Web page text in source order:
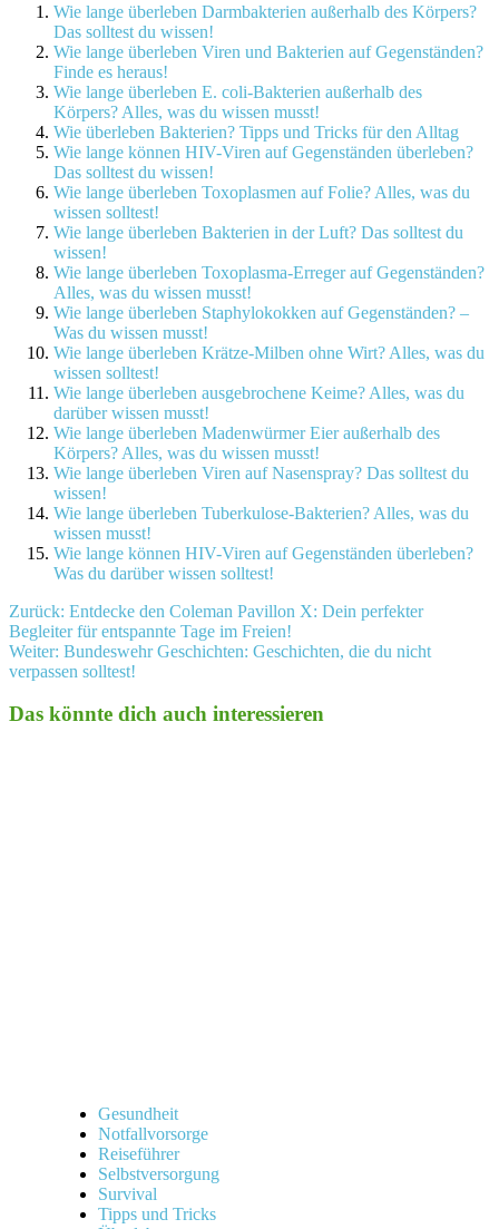
Wie lange überleben Darmbakterien außerhalb des Körpers?
Das solltest du wissen!
Wie lange überleben Viren und Bakterien auf Gegenständen?
Finde es heraus!
Wie lange überleben E. coli-Bakterien außerhalb des
Körpers? Alles, was du wissen musst!
Wie überleben Bakterien? Tipps und Tricks für den Alltag
Wie lange können HIV-Viren auf Gegenständen überleben?
Das solltest du wissen!
Wie lange überleben Toxoplasmen auf Folie? Alles, was du
wissen solltest!
Wie lange überleben Bakterien in der Luft? Das solltest du
wissen!
Wie lange überleben Toxoplasma-Erreger auf Gegenständen?
Alles, was du wissen musst!
Wie lange überleben Staphylokokken auf Gegenständen? –
Was du wissen musst!
Wie lange überleben Krätze-Milben ohne Wirt? Alles, was du
wissen solltest!
Wie lange überleben ausgebrochene Keime? Alles, was du
darüber wissen musst!
Wie lange überleben Madenwürmer Eier außerhalb des
Körpers? Alles, was du wissen musst!
Wie lange überleben Viren auf Nasenspray? Das solltest du
wissen!
Wie lange überleben Tuberkulose-Bakterien? Alles, was du
wissen musst!
Wie lange können HIV-Viren auf Gegenständen überleben?
Was du darüber wissen solltest!
Beitragsnavigation
Zurück: Entdecke den Coleman Pavillon X: Dein perfekter
Begleiter für entspannte Tage im Freien!
Weiter: Bundeswehr Geschichten: Geschichten, die du nicht
verpassen solltest!
Das könnte dich auch interessieren
Gesundheit
Notfallvorsorge
Reiseführer
Selbstversorgung
Survival
Tipps und Tricks